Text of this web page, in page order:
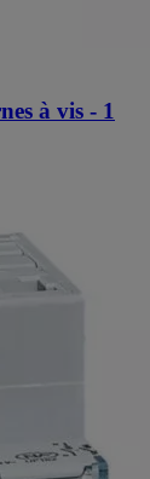
à vis - 1